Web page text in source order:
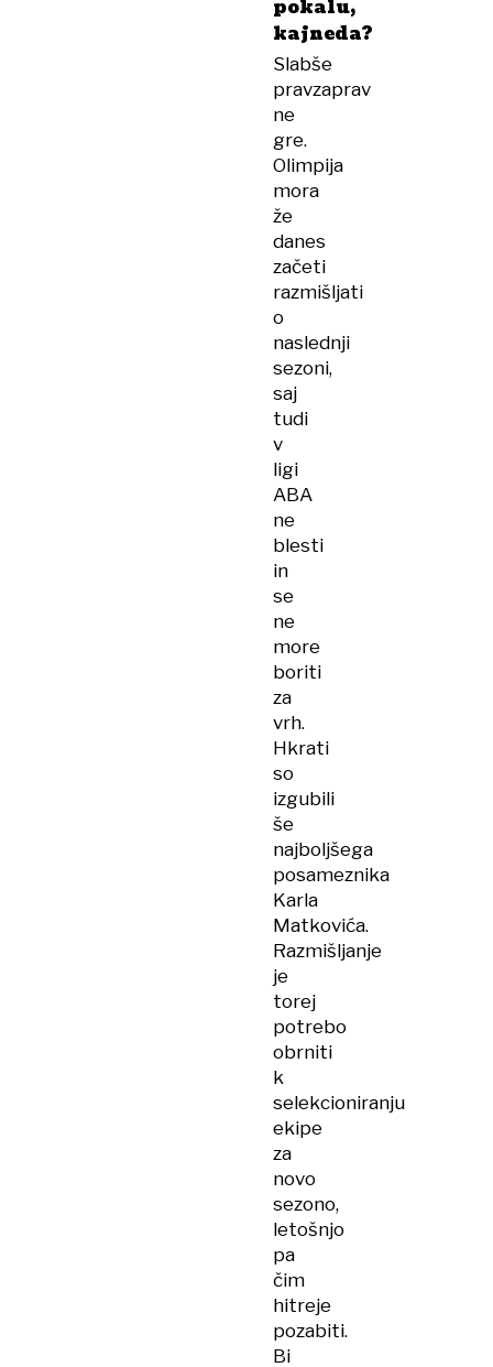
pokalu,
kajneda?
Slabše
pravzaprav
ne
gre.
Olimpija
mora
že
danes
začeti
razmišljati
o
naslednji
sezoni,
saj
tudi
v
ligi
ABA
ne
blesti
in
se
ne
more
boriti
za
vrh.
Hkrati
so
izgubili
še
najboljšega
posameznika
Karla
Matkovića.
Razmišljanje
je
torej
potrebo
obrniti
k
selekcioniranju
ekipe
za
novo
sezono,
letošnjo
pa
čim
hitreje
pozabiti.
Bi